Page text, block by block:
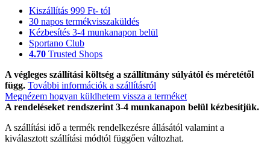
Kiszállítás 999 Ft- tól
30 napos termékvisszaküldés
Kézbesítés 3-4 munkanapon belül
Sportano Club
4.70 Trusted Shops
A végleges szállítási költség a szállítmány súlyától és méretétől
függ. További információk a szállításról
Megnézem hogyan küldhetem vissza a terméket
A rendeléseket rendszerint 3-4 munkanapon belül kézbesítjük.
A szállítási idő a termék rendelkezésre állásától valamint a
kiválasztott szállítási módtól függően változhat.